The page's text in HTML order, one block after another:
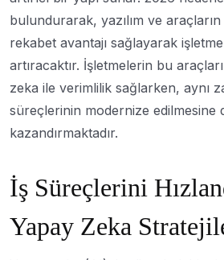
bulundurarak, yazılım ve
rekabet avantajı sağlayarak
artıracaktır. İşletmelerin bu
zeka ile verimlilik sağlarken, aynı
süreçlerinin modernize edilmesine
kazandırmaktadır.
İş Süreçlerini
Yapay Zeka